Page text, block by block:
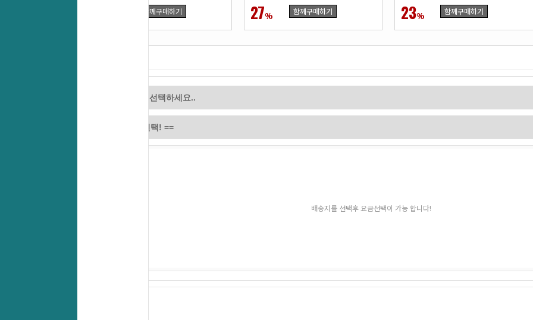
함께구매하기 27% 함께구매하기 23% 함께구매하기
배송지를 선택후 요금선택이 가능 합니다!